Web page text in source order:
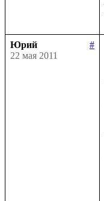
Юрий
#
22 мая 2011